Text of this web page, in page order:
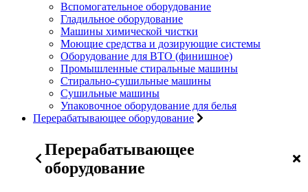
Вспомогательное оборудование
Гладильное оборудование
Машины химической чистки
Моющие средства и дозирующие системы
Оборудование для ВТО (финишное)
Промышленные стиральные машины
Стирально-сушильные машины
Сушильные машины
Упаковочное оборудование для белья
Перерабатывающее оборудование
Перерабатывающее
оборудование